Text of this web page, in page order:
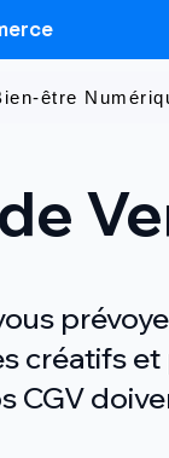
être
créatifs
CGV